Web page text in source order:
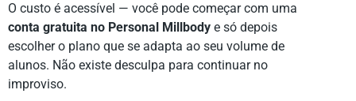
O custo é acessível — você pode começar com uma
conta gratuita no Personal Millbody e só depois
escolher o plano que se adapta ao seu volume de
alunos. Não existe desculpa para continuar no
improviso.